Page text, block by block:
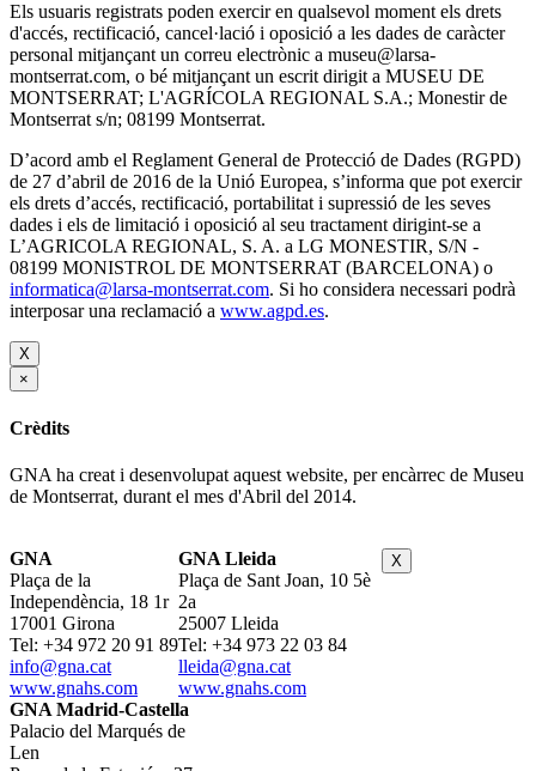
Els usuaris registrats poden exercir en qualsevol moment els drets
d'accés, rectificació, cancel·lació i oposició a les dades de caràcter
personal mitjançant un correu electrònic a museu@larsa-
montserrat.com, o bé mitjançant un escrit dirigit a MUSEU DE
MONTSERRAT; L'AGRÍCOLA REGIONAL S.A.; Monestir de
Montserrat s/n; 08199 Montserrat.
D’acord amb el Reglament General de Protecció de Dades (RGPD)
de 27 d’abril de 2016 de la Unió Europea, s’informa que pot exercir
els drets d’accés, rectificació, portabilitat i supressió de les seves
dades i els de limitació i oposició al seu tractament dirigint-se a
L’AGRICOLA REGIONAL, S. A. a LG MONESTIR, S/N -
08199 MONISTROL DE MONTSERRAT (BARCELONA) o
informatica@larsa-montserrat.com. Si ho considera necessari podrà
interposar una reclamació a www.agpd.es.
X
×
Crèdits
GNA ha creat i desenvolupat aquest website, per encàrrec de Museu
de Montserrat, durant el mes d'Abril del 2014.
GNA
Plaça de la
Independència, 18 1r
17001 Girona
Tel: +34 972 20 91 89
info@gna.cat
www.gnahs.com
GNA Lleida
Plaça de Sant Joan, 10 5è
2a
25007 Lleida
Tel: +34 973 22 03 84
lleida@gna.cat
www.gnahs.com
GNA Madrid-Castella
Palacio del Marqués de
Len
X